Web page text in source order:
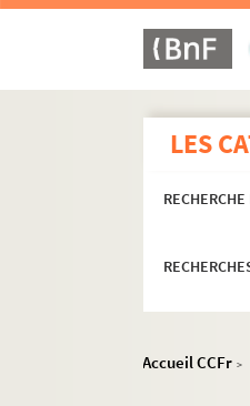
LES
Accueil CCFr >